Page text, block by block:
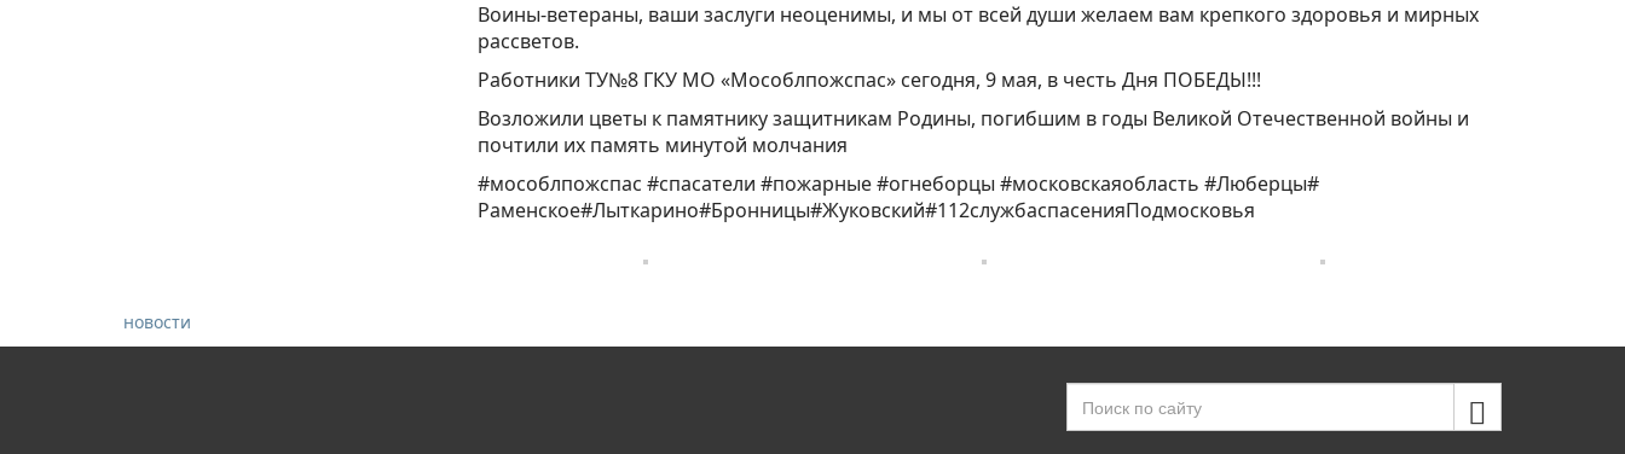
Воины-ветераны, ваши заслуги неоценимы, и мы от всей души желаем вам крепкого здоровья и мирных
рассветов.
Работники ТУ№8 ГКУ МО «Мособлпожспас» сегодня, 9 мая, в честь Дня ПОБЕДЫ!!!
Возложили цветы к памятнику защитникам Родины, погибшим в годы Великой Отечественной войны и
почтили их память минутой молчания
#мособлпожспас #спасатели #пожарные#огнеборцы #московскаяобласть #Люберцы#
Раменское#Лыткарино#Бронницы#Жуковский#112службаспасенияПодмосковья
новости